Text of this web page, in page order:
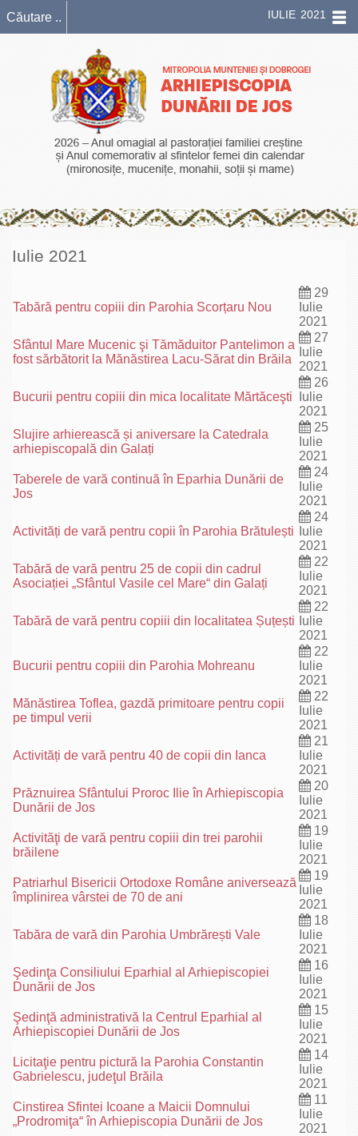
IULIE 2021
Iulie 2021
Tabără pentru copiii din Parohia Scorțaru Nou
29
Iulie
2021
Sfântul Mare Mucenic şi Tămăduitor Pantelimon a
fost sărbătorit la Mănăstirea Lacu-Sărat din Brăila
27
Iulie
2021
Bucurii pentru copiii din mica localitate Mărtăceşti
26
Iulie
2021
Slujire arhierească și aniversare la Catedrala
arhiepiscopală din Galați
25
Iulie
2021
Taberele de vară continuă în Eparhia Dunării de
Jos
24
Iulie
2021
Activități de vară pentru copii în Parohia Brătulești
24
Iulie
2021
Tabără de vară pentru 25 de copii din cadrul
Asociației „Sfântul Vasile cel Mare“ din Galați
22
Iulie
2021
Tabără de vară pentru copiii din localitatea Șuțești
22
Iulie
2021
Bucurii pentru copiii din Parohia Mohreanu
22
Iulie
2021
Mănăstirea Toflea, gazdă primitoare pentru copii
pe timpul verii
22
Iulie
2021
Activități de vară pentru 40 de copii din Ianca
21
Iulie
2021
Prăznuirea Sfântului Proroc Ilie în Arhiepiscopia
Dunării de Jos
20
Iulie
2021
Activităţi de vară pentru copiii din trei parohii
brăilene
19
Iulie
2021
Patriarhul Bisericii Ortodoxe Române aniversează
împlinirea vârstei de 70 de ani
19
Iulie
2021
Tabăra de vară din Parohia Umbrărești Vale
18
Iulie
2021
Şedinţa Consiliului Eparhial al Arhiepiscopiei
Dunării de Jos
16
Iulie
2021
Şedinţă administrativă la Centrul Eparhial al
Arhiepiscopiei Dunării de Jos
15
Iulie
2021
Licitaţie pentru pictură la Parohia Constantin
Gabrielescu, judeţul Brăila
14
Iulie
2021
Cinstirea Sfintei Icoane a Maicii Domnului
„Prodromiţa“ în Arhiepiscopia Dunării de Jos
11
Iulie
2021